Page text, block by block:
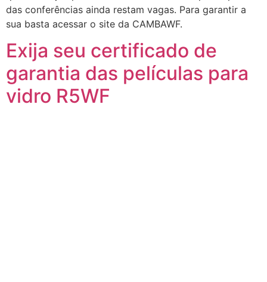
das conferências ainda restam vagas. Para garantir a
sua basta acessar o site da CAMBAWF.
Exija seu certificado de
garantia das películas para
vidro R5WF